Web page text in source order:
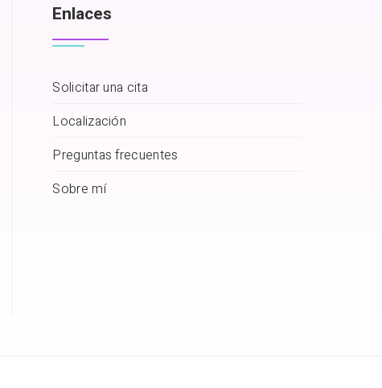
Enlaces
Solicitar una cita
Localización
Preguntas frecuentes
Sobre mí